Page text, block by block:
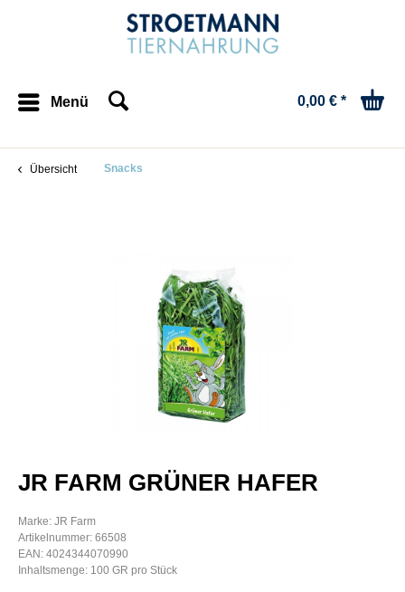
Menü 0,00 € *
Übersicht Snacks
JR FARM GRÜNER HAFER
Marke: JR Farm
Artikelnummer: 66508
EAN: 4024344070990
Inhaltsmenge: 100 GR pro Stück